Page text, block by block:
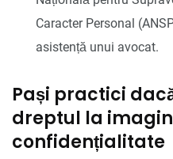
Caracter Personal
asistență unui avocat.
Pași practici
dreptul la
confidențialitate